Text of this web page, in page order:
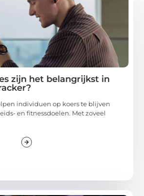
zijn het belangrijkst in
individuen op koers te blijven
en fitnessdoelen. Met zoveel